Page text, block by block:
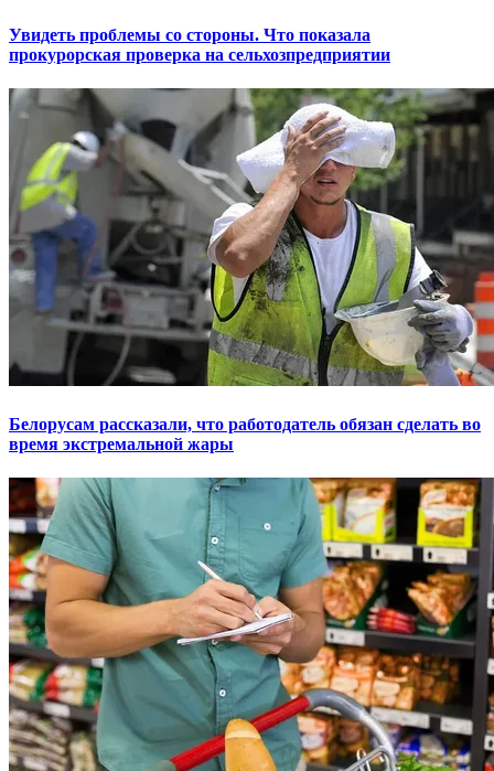
Увидеть проблемы со стороны. Что показала
прокурорская проверка на сельхозпредприятии
Белорусам рассказали, что работодатель обязан сделать во
время экстремальной жары